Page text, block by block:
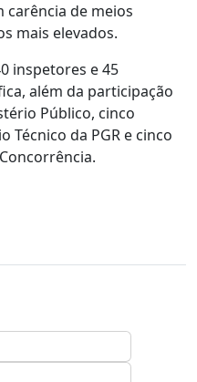
carência de meios
mais elevados.
inspetores e 45
além da participação
Público, cinco
Técnico da PGR e cinco